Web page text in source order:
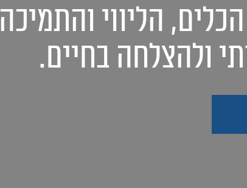
הליווי והתמיכה
ולהצלחה בחיים.